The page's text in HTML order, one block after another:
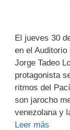
El jueves 30
en el
Jorge Tadeo
protagonista
ritmos del
son jarocho
venezolana y
Leer más